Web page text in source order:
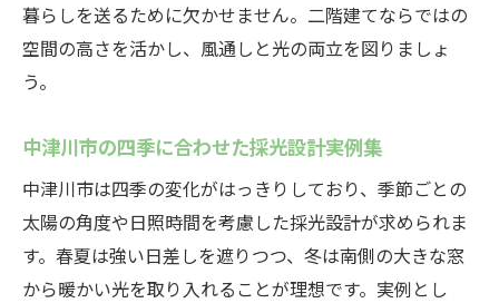
暮らしを送るために欠かせません。二階建てならではの
空間の高さを活かし、風通しと光の両立を図りましょ
う。
中津川市の四季に合わせた採光設計実例集
中津川市は四季の変化がはっきりしており、季節ごとの
太陽の角度や日照時間を考慮した採光設計が求められま
す。春夏は強い日差しを遮りつつ、冬は南側の大きな窓
から暖かい光を取り入れることが理想です。実例とし